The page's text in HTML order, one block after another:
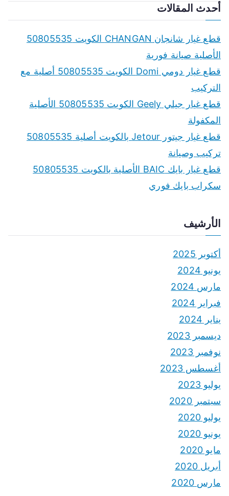
أحدث المقالات
قطع غيار شانجان CHANGAN الكويت 50805535
الأصلية صيانة فورية
قطع غيار دومي Domi الكويت 50805535 أصلية مع
التركيب
قطع غيار جيلي Geely الكويت 50805535 الأصلية
المكفولة
قطع غيار جيتور Jetour بالكويت أصلية 50805535
تركيب وصيانة
قطع غيار بايك BAIC الأصلية بالكويت 50805535
سكراب بايك فوري
الأرشيف
أكتوبر 2025
يونيو 2024
مارس 2024
فبراير 2024
يناير 2024
ديسمبر 2023
نوفمبر 2023
أغسطس 2023
يوليو 2023
سبتمبر 2020
يوليو 2020
يونيو 2020
مايو 2020
أبريل 2020
مارس 2020